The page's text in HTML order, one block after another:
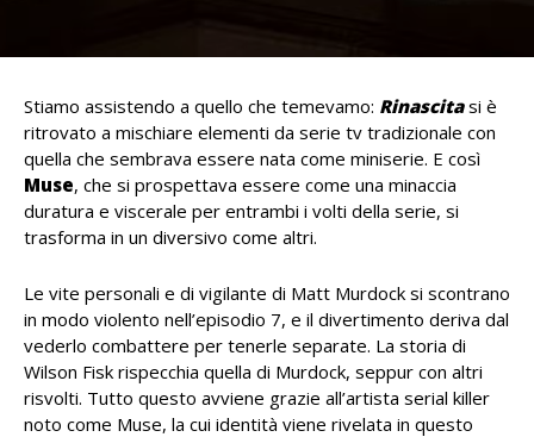
Stiamo assistendo a quello che temevamo: Rinascita si è
ritrovato a mischiare elementi da serie tv tradizionale con
quella che sembrava essere nata come miniserie. E così
Muse, che si prospettava essere come una minaccia
duratura e viscerale per entrambi i volti della serie, si
trasforma in un diversivo come altri.
Le vite personali e di vigilante di Matt Murdock si scontrano
in modo violento nell’episodio 7, e il divertimento deriva dal
vederlo combattere per tenerle separate. La storia di
Wilson Fisk rispecchia quella di Murdock, seppur con altri
risvolti. Tutto questo avviene grazie all’artista serial killer
noto come Muse, la cui identità viene rivelata in questo